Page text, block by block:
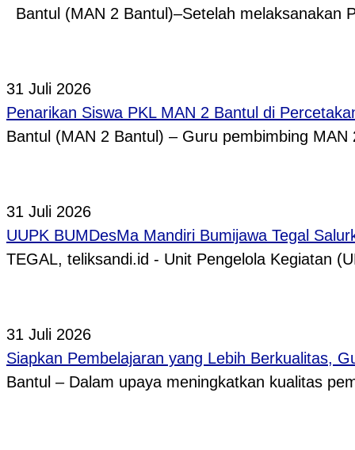
Bantul (MAN 2 Bantul)–Setelah melaksanakan
31 Juli 2026
Penarikan Siswa PKL MAN 2 Bantul di
Bantul (MAN 2 Bantul) – Guru pembimbing
31 Juli 2026
UUPK BUMDesMa Mandiri Bumijawa Tegal
TEGAL, teliksandi.id - Unit Pengelola Kegiatan
31 Juli 2026
Siapkan Pembelajaran yang Lebih Berkualitas,
Bantul – Dalam upaya meningkatkan kualitas